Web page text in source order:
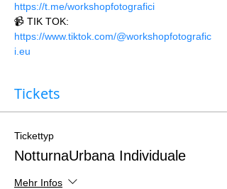
https://t.me/workshopfotografici
📹 TIK TOK:
https://www.tiktok.com/@workshopfotografic
i.eu
Tickets
Tickettyp
NotturnaUrbana Individuale
Mehr Infos